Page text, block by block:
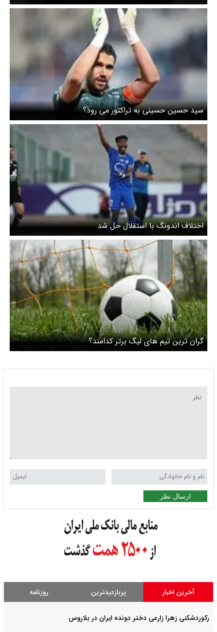
سید حسین حسینی به تراکتور می رود؟
اختلاف اندونگ با استقلال حل شد
گران ترین تیم های لیگ برتر کدامند؟
ارسال نظر
آخرین اخبار پربازدیدترین روزنامه
رکوردشکنی زهرا زارعی دختر دونده ایران در بلاروس